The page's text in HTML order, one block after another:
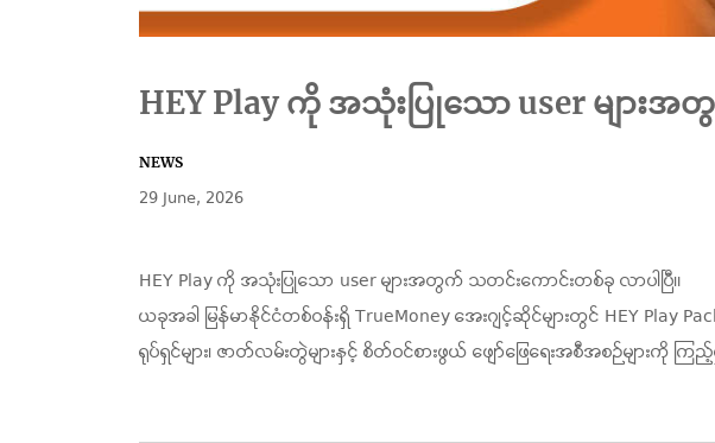
HEY Play ကို အသုံးပြုသော user များ
NEWS
29 June, 2026
HEY Play ကို အသုံးပြုသော user များအတွက် သတင်းကောင်းတစ်ခု လာပါပြီ။
ယခုအခါ မြန်မာနိုင်ငံတစ်ဝန်းရှိ TrueMoney အေးဂျင့်ဆိုင်များတွင် HEY
ရုပ်ရှင်များ၊ ဇာတ်လမ်းတွဲများနှင့် စိတ်ဝင်စားဖွယ် ဖျော်ဖြေရေးအစီအစဉ်များကို